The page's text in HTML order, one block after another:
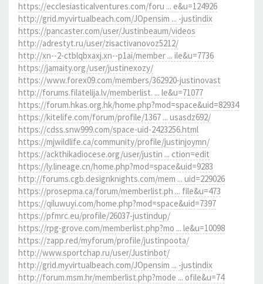
https://ecclesiasticalventures.com/foru ... e&u=124926
http://grid.myvirtualbeach.com/JOpensim ... -justindix
https://pancaster.com/user/Justinbeaum/videos
http://adrestyt.ru/user/zisactivanovoz5212/
http://xn--2-ctblqbxaxj.xn--p1ai/member ... ile&u=7736
https://jamaity.org/user/justinexozy/
https://www.forex09.com/members/362920-justinovast
http://forums.filatelija.lv/memberlist. ... le&u=71077
https://forum.hkas.org.hk/home.php?mod=space&uid=82934
https://kitelife.com/forum/profile/1367 ... usasdz692/
https://cdss.snw999.com/space-uid-2423256.html
https://mjwildlife.ca/community/profile/justinjoymn/
https://ackthikadiocese.org/user/justin ... ction=edit
https://ly.lineage.cn/home.php?mod=space&uid=9283
http://forums.cgb.designknights.com/mem ... uid=229026
https://prosepma.ca/forum/memberlist.ph ... file&u=473
https://qiluwuyi.com/home.php?mod=space&uid=7397
https://pfmrc.eu/profile/26037-justindup/
https://rpg-grove.com/memberlist.php?mo ... le&u=10098
https://zapp.red/myforum/profile/justinpoota/
http://www.sportchap.ru/user/Justinbot/
http://grid.myvirtualbeach.com/JOpensim ... -justindix
http://forum.msm.hr/memberlist.php?mode ... ofile&u=74